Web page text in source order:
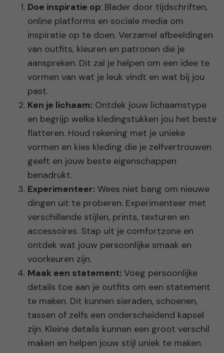
Doe inspiratie op: Blader door tijdschriften,
online platforms en sociale media om
inspiratie op te doen. Verzamel afbeeldingen
van outfits, kleuren en patronen die je
aanspreken. Dit zal je helpen om een idee te
vormen van wat je leuk vindt en wat bij jou
past.
Ken je lichaam: Ontdek jouw lichaamstype
en begrijp welke kledingstukken jou het beste
flatteren. Houd rekening met je unieke
vormen en kies kleding die je zelfvertrouwen
geeft en jouw beste eigenschappen
benadrukt.
Experimenteer: Wees niet bang om nieuwe
dingen uit te proberen. Experimenteer met
verschillende stijlen, prints, texturen en
accessoires. Stap uit je comfortzone en
ontdek wat jouw persoonlijke smaak en
voorkeuren zijn.
Maak een statement: Voeg persoonlijke
details toe aan je outfits om een statement
te maken. Dit kunnen sieraden, schoenen,
tassen of zelfs een onderscheidend kapsel
zijn. Kleine details kunnen een groot verschil
maken en helpen jouw stijl uniek te maken.